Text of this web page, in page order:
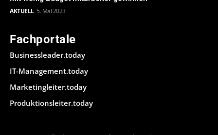
AKTUELL 5. Mai 2023
Fachportale
Businessleader.today
IT-Management.today
Marketingleiter.today
Produktionsleiter.today